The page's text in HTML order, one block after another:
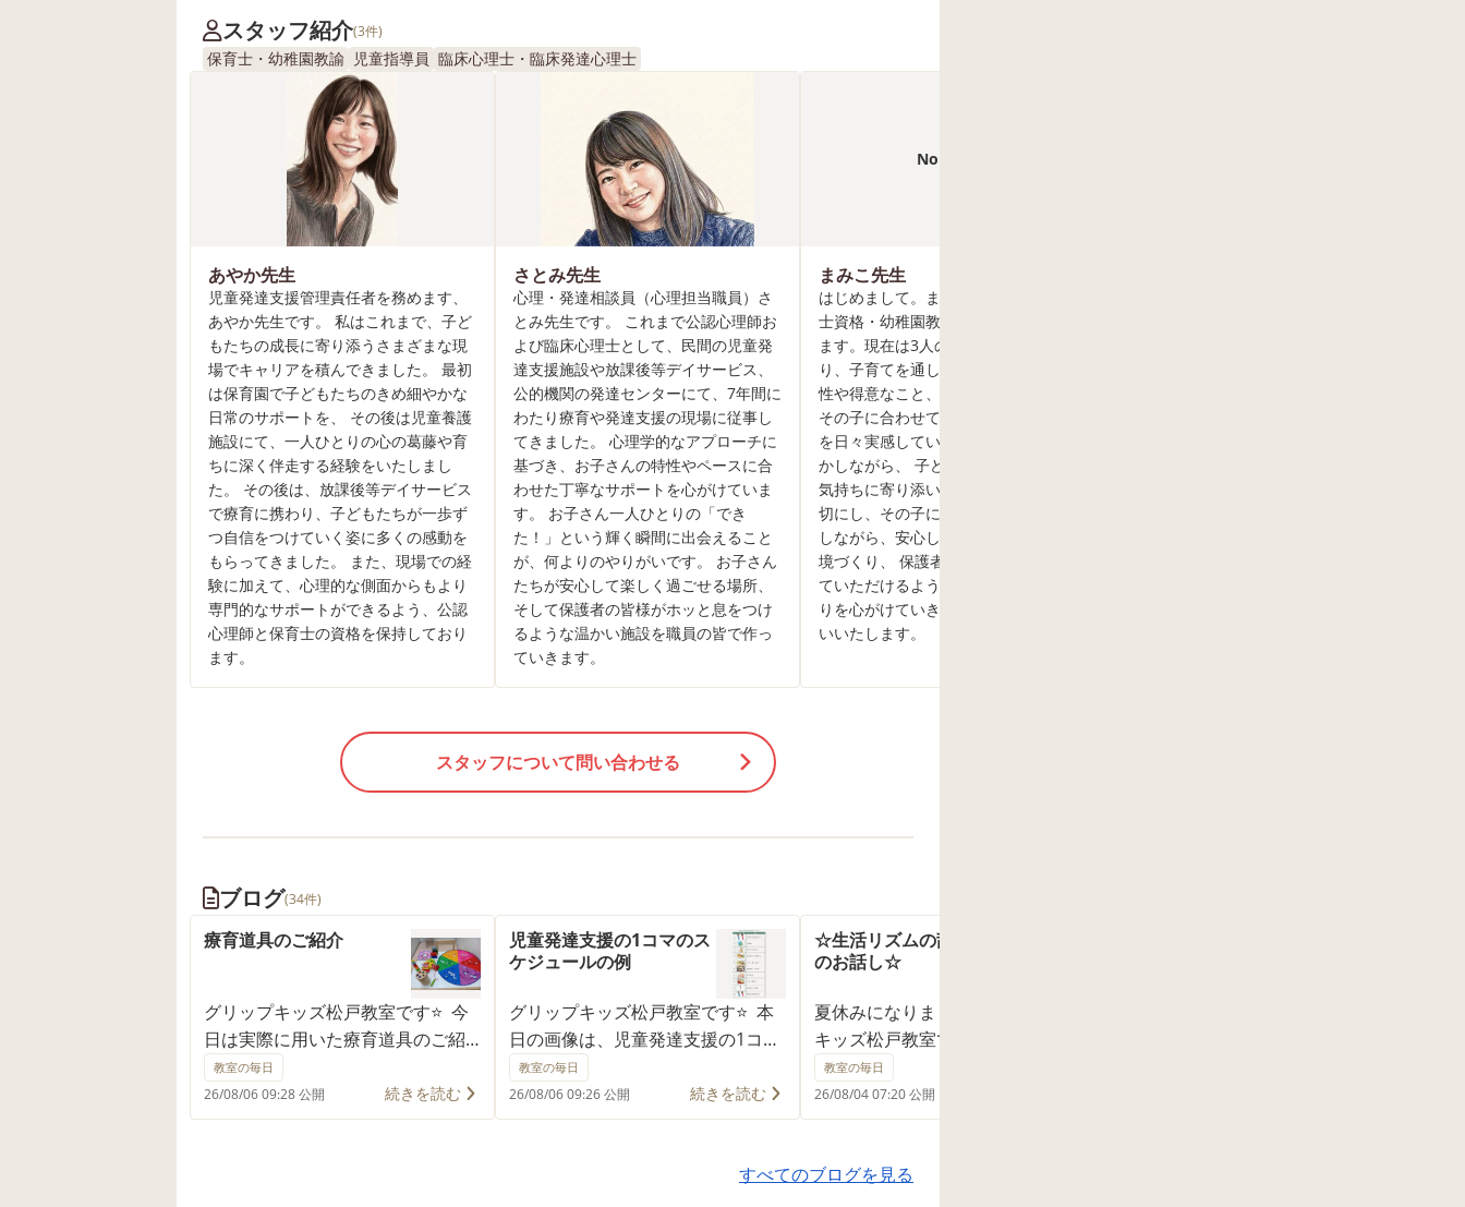
スタッフ紹介(3件)
保育士・幼稚園教諭 児童指導員 臨床心理士・臨床発達心理士
あやか先生
児童発達支援管理責任者を務めます、
あやか先生です。 私はこれまで、子ど
もたちの成長に寄り添うさまざまな現
場でキャリアを積んできました。 最初
は保育園で子どもたちのきめ細やかな
日常のサポートを、 その後は児童養護
施設にて、一人ひとりの心の葛藤や育
ちに深く伴走する経験をいたしまし
た。 その後は、放課後等デイサービス
で療育に携わり、子どもたちが一歩ず
つ自信をつけていく姿に多くの感動を
もらってきました。 また、現場での経
験に加えて、心理的な側面からもより
専門的なサポートができるよう、公認
心理師と保育士の資格を保持しており
ます。
さとみ先生
心理・発達相談員（心理担当職員）さ
とみ先生です。 これまで公認心理師お
よび臨床心理士として、民間の児童発
達支援施設や放課後等デイサービス、
公的機関の発達センターにて、7年間に
わたり療育や発達支援の現場に従事し
てきました。 心理学的なアプローチに
基づき、お子さんの特性やペースに合
わせた丁寧なサポートを心がけていま
す。 お子さん一人ひとりの「でき
た！」という輝く瞬間に出会えること
が、何よりのやりがいです。 お子さん
たちが安心して楽しく過ごせる場所、
そして保護者の皆様がホッと息をつけ
るような温かい施設を職員の皆で作っ
ていきます。
No Image
まみこ先生
はじめまして。まみこ先生です。保育
士資格・幼稚園教諭免許を取得してい
ます。現在は3人の子どもを育ててお
り、子育てを通して、一人ひとりの個
性や得意なこと、成長のペースが違い
その子に合わせて関わることの大切さ
を日々実感しています。その経験も生
かしながら、 子どもたち一人ひとりの
気持ちに寄り添い、「できた！」を大
切にし、その子に合った支援を大切に
しながら、安心して楽しく過ごせる環
境づくり、 保護者の皆さまにも安心し
ていただけるよう、温かく丁寧な関わ
りを心がけていきます。よろしくお願
いいたします。
スタッフについて問い合わせる
ブログ(34件)
療育道具のご紹介
グリップキッズ松戸教室です⭐ 今
日は実際に用いた療育道具のご紹
介です！！ ①絵本 ②ジェリーブ
ロック ③さかなつり ④ひもとおし
⑤つみきスタッキング ⑥ぽっとん
教室の毎日
26/08/06 09:28 公開 続きを読む
児童発達支援の1コマのス
ケジュールの例
グリップキッズ松戸教室です⭐ 本
日の画像は、児童発達支援の1コマ
のスケジュールの例です🎆 🌱🌱
🌱🌱🌱🌱🌱🌱🌱🌱🌱🌱🌱🌱🌱🌱🌱
🌱🌱🌱🌱🌱🌱🌱🌱🌱🌱🌱 グリップ
い！」という気持ちを大切にしな
教室の毎日
26/08/06 09:26 公開 続きを読む
☆生活リズムの乱れ防止
のお話し☆
夏休みになりましたね！ グリップ
キッズ松戸教室です！ 今回は夏休
みによくある生活リズムの乱れの
防止についてのお話です🪸 ☆生
活リズムの乱れ防止☆ 生活リズム
工夫 夏休みや長期休みになると、
教室の毎日
26/08/04 07:20 公開
すべてのブログを見る